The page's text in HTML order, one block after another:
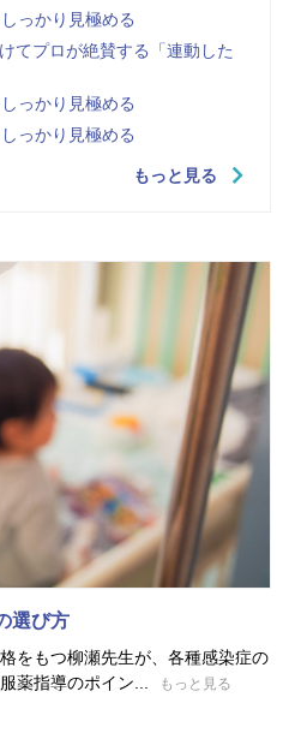
っかり見極める
てプロが絶賛する「連動した
っかり見極める
っかり見極める
もっと見る
選び方
をもつ柳瀬先生が、各種感染症の
薬指導のポイン...
もっと見る